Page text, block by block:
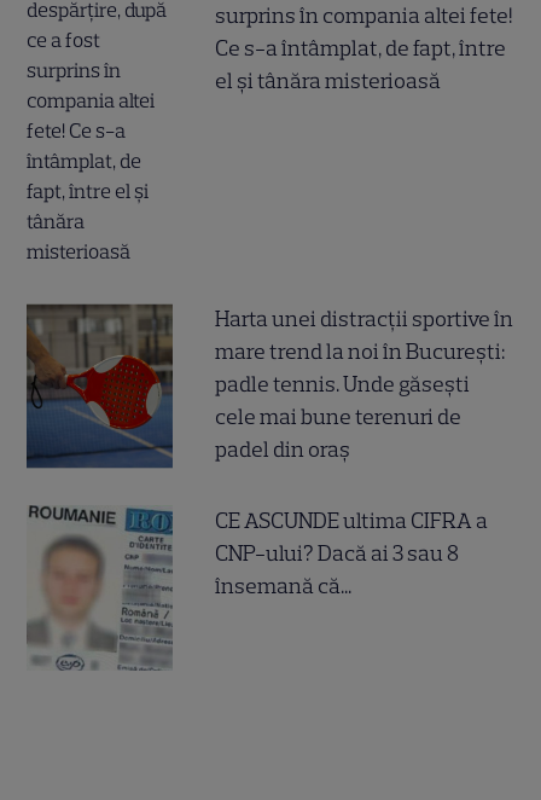
surprins în compania altei fete!
Ce s-a întâmplat, de fapt, între
el și tânăra misterioasă
Harta unei distracții sportive în
mare trend la noi în București:
padle tennis. Unde găsești
cele mai bune terenuri de
padel din oraș
CE ASCUNDE ultima CIFRA a
CNP-ului? Dacă ai 3 sau 8
însemană că...